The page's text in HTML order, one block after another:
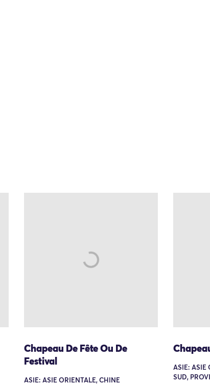
Chapeau De Fête Ou De
Festival
ASIE: ASIE ORIENTALE, CHINE
ASIE: ASIE
SUD,